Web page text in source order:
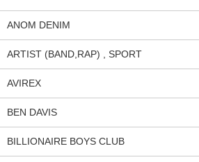
ANOM DENIM
ARTIST (BAND,RAP) , SPORT
AVIREX
BEN DAVIS
BILLIONAIRE BOYS CLUB